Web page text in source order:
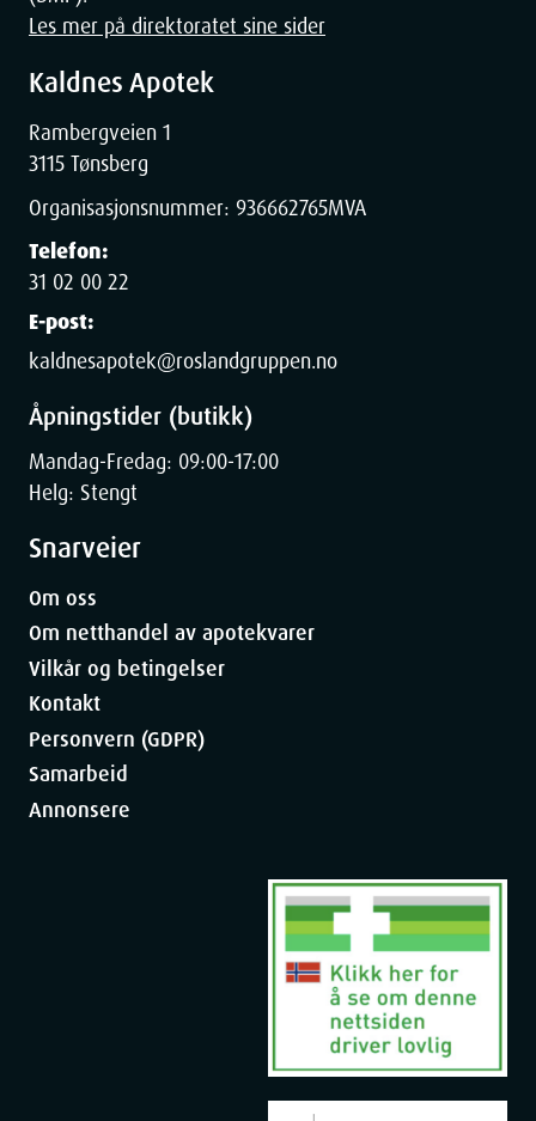
Les mer på direktoratet sine sider
Kaldnes Apotek
Rambergveien 1
3115 Tønsberg
Organisasjonsnummer: 936662765MVA
Telefon:
31 02 00 22
E-post:
kaldnesapotek@roslandgruppen.no
Åpningstider (butikk)
Mandag-Fredag: 09:00-17:00
Helg: Stengt
Snarveier
Om oss
Om netthandel av apotekvarer
Vilkår og betingelser
Kontakt
Personvern (GDPR)
Samarbeid
Annonsere